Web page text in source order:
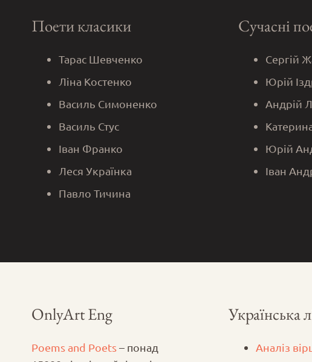
Поети класики
Тарас Шевченко
Ліна Костенко
Василь Симоненко
Василь Стус
Іван Франко
Леся Українка
Павло Тичина
Сучасні
Сергій
Юрій
Андрій
Юрій
Іван
OnlyArt Eng
Poems and Poets– понад
Українська
Аналіз